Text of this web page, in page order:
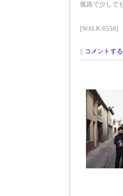
復路で少しで
[WALK:6558]
|| コメントする